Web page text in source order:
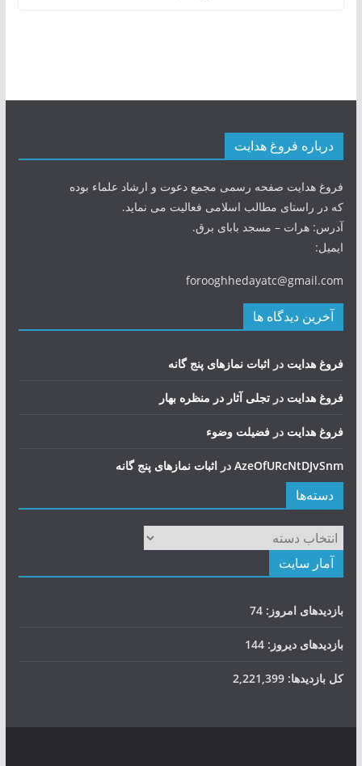
درباره فروغ هدایت
فروغ هدایت صفحه رسمی مجمع دعوت و ارشاد علماء بوده
که در راستای مطالب اسلامی فعالیت می نماید.
آدرس: هرات – مسجد بابای برق.
ایمیل:
forooghhedayatc@gmail.com
آخرین دیدگاه ها
فروغ هدایت در اثبات نمازهای پنج گانه
فروغ هدایت در تجلی آثار در منظره بهار
فروغ هدایت در فضيلت وضوء
AzeOfURcNtDJvSnmدر اثبات نمازهای پنج گانه
دسته‌ها
دسته‌ها
آمار سایت
بازدیدهای امروز: 74
بازدیدهای دیروز: 144
کل بازدیدها: 2,221,399